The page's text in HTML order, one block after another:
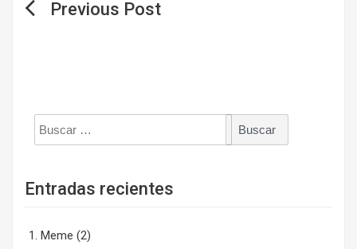
Buscar:
Entradas recientes
Meme (2)